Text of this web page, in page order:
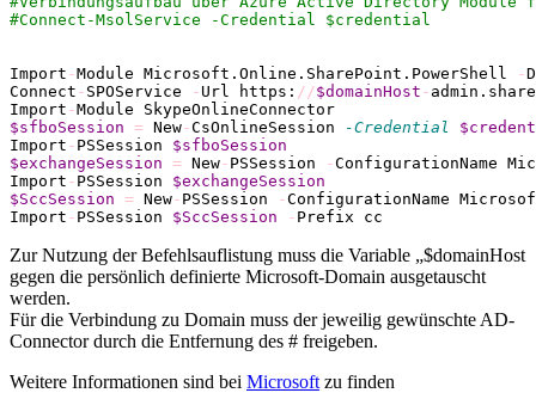
#Connect-MsolService -Credential $credential
Import -Module Microsoft.Online.SharePoint.PowerShell -
Connect - SPOService - Url https: //$domainHost -
Import -
$sfboSession = New-CsOnlineSession -Credential
Import - PSSession $sfboSession
$exchangeSession = New- PSSession -ConfigurationName
Import - PSSession $exchangeSession
$SccSession = New- PSSession -ConfigurationName
Import - PSSession $SccSession - Prefix cc
Zur Nutzung der Befehlsauflistung muss die Variable „$domainHost
gegen die persönlich definierte Microsoft-Domain ausgetauscht
werden.
Für die Verbindung zu Domain muss der jeweilig gewünschte AD-
Connector durch die Entfernung des # freigeben.
Weitere Informationen sind bei Microsoft zu finden